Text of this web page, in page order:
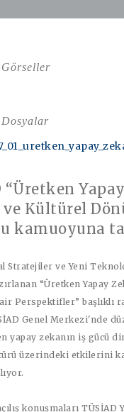
“Üretken
Kültürel
kamuoyuna
Stratejiler ve Yeni
“Üretken Yapay
Perspektifler” başlıklı
Genel Merkezi'nde
yapay zekanın iş gücü
üzerindeki etkilerini
konuşmaları TÜSİAD